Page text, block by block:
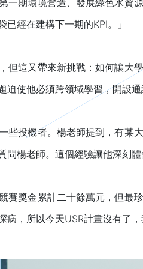
經在建構下一期的KPI。」
但這又帶來新挑戰：如何讓
迫使他必須跨領域學習，開設
些投機者。楊老師提到，有
問楊老師。這個經驗讓他深刻
賽獎金累計二十餘萬元，但
病，所以今天USR計畫沒有了